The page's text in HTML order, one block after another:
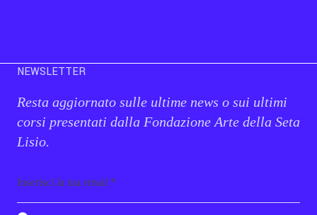
NEWSLETTER
Resta aggiornato sulle ultime news o sui ultimi
corsi presentati dalla Fondazione Arte della Seta
Lisio.
b_b43a7bd9734c7124b3be52921_1911023b36